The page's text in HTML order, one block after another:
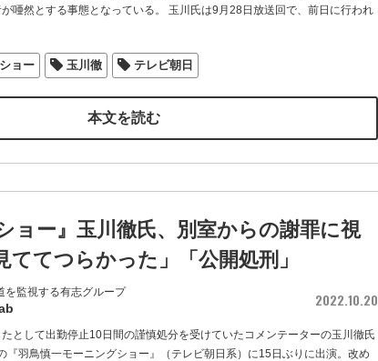
唖然とする事態となっている。 玉川氏は9月28日放送回で、前日に行われ
ョー 玉川徹 テレビ朝日
本文を読む
ョー』玉川徹氏、別室からの謝罪に視
ててつらかった」「公開処刑」
を監視する有志グループ 2022.10.20
として出勤停止10日間の謹慎処分を受けていたコメンテーターの玉川徹氏
『羽鳥慎一モーニングショー』（テレビ朝日系）に15日ぶりに出演。改め